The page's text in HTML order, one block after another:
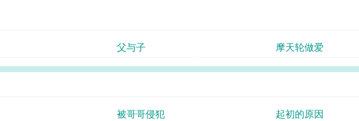
父与子 摩天轮做爱
被哥哥侵犯
起初的原因